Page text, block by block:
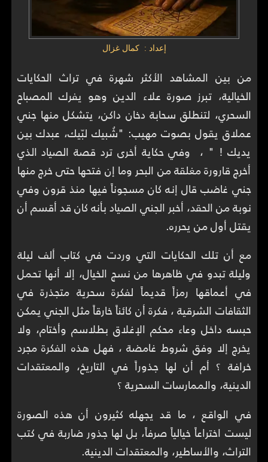
إعداد : كمال غزال
من بين المشاهد الأكثر شهرة في تراث الحكايات
الخيالية، تبرز صورة علاء الدين وهو يفرك المصباح
السحري، لتنطلق سحابة دخان داكن، يتشكل منها جني
عملاق يقول بصوت مهيب: "شُبيك لبّيك، عبدك بين
يديك ! " ، وفي حكاية أخرى ترد قصة الصياد الذي
أخرج قارورة مغلقة من البحر وما إن فتحها حتى خرج منها
جني غاضب قال إنه كان مسجوناً فيها منذ قرون وفي
نوبة من الحقد، أخبر الجني الصياد بأنه كان قد أقسم أن
يقتل أول من يحرره.
مع أن تلك الحكايات التي وردت في كتاب ألف ليلة
وليلة تبدو في ظاهرها من نسج الخيال، إلا أنها تحمل
في أعماقها رمزاً قديماً لفكرة سحرية متجذرة في
الثقافات الشرقية ، فكرة أن كائناً خارقاً مثل الجني يمكن
حبسه داخل وعاء محكم الإغلاق بطلاسم وأختام، ولا
يخرج إلا وفق شروط غامضة ، فهل هذه الفكرة مجرد
خرافة ؟ أم أن لها جذوراً في التاريخ، والمعتقدات
الدينية، والممارسات السحرية ؟
في الواقع ، ما قد يجهله كثيرون أن هذه الصورة
ليست اختراعاً خيالياً صرفاً، بل لها جذور ضاربة في كتب
التراث، والأساطير، والمعتقدات الدينية.